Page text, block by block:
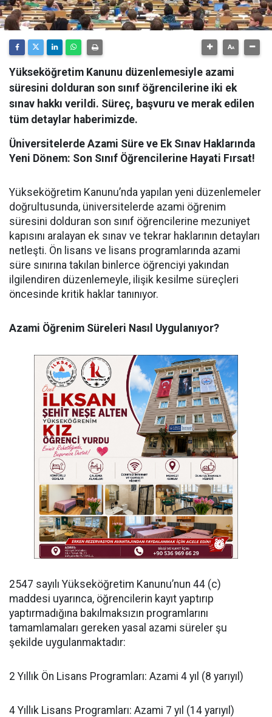
Yükseköğretim Kanunu düzenlemesiyle azami
süresini dolduran son sınıf öğrencilerine iki ek
sınav hakkı verildi. Süreç, başvuru ve merak edilen
tüm detaylar haberimizde.
Üniversitelerde Azami Süre ve Ek Sınav Haklarında
Yeni Dönem: Son Sınıf Öğrencilerine Hayati Fırsat!
​Yükseköğretim Kanunu’nda yapılan yeni düzenlemeler
doğrultusunda, üniversitelerde azami öğrenim
süresini dolduran son sınıf öğrencilerine mezuniyet
kapısını aralayan ek sınav ve tekrar haklarının detayları
netleşti. Ön lisans ve lisans programlarında azami
süre sınırına takılan binlerce öğrenciyi yakından
ilgilendiren düzenlemeyle, ilişik kesilme süreçleri
öncesinde kritik haklar tanınıyor.
Azami Öğrenim Süreleri Nasıl Uygulanıyor?
​2547 sayılı Yükseköğretim Kanunu’nun 44 (c)
maddesi uyarınca, öğrencilerin kayıt yaptırıp
yaptırmadığına bakılmaksızın programlarını
tamamlamaları gereken yasal azami süreler şu
şekilde uygulanmaktadır:
​2 Yıllık Ön Lisans Programları: Azami 4 yıl (8 yarıyıl)
​4 Yıllık Lisans Programları: Azami 7 yıl (14 yarıyıl)